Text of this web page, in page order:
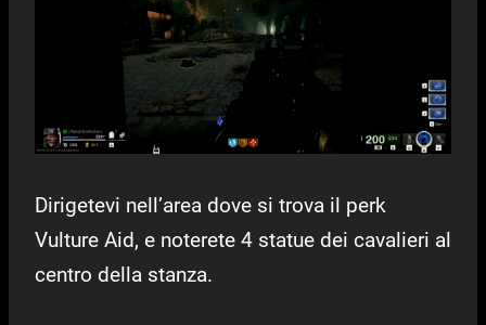
Dirigetevi nell’area dove si trova il perk
Vulture Aid, e noterete 4 statue dei cavalieri al
centro della stanza.